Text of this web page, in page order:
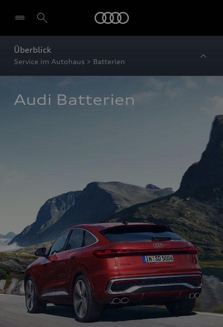
Überblick
Service im Autohaus > Batterien
Audi Batterien